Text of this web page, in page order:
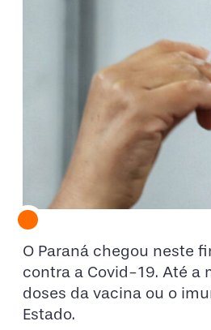
O Paraná chegou neste
contra a Covid-19. Até a
doses da vacina ou o
Estado.